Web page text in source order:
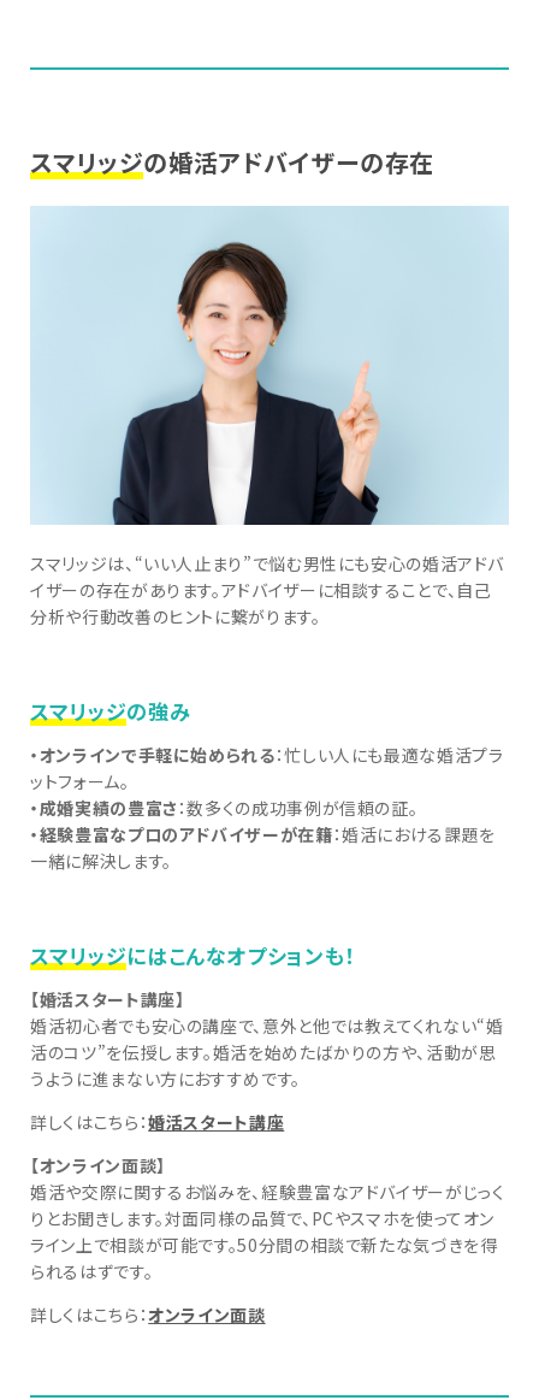
スマリッジの婚活アドバイザーの存在
スマリッジは、“いい人止まり”で悩む男性にも安心の婚活アドバ
イザーの存在があります。アドバイザーに相談することで、自己
分析や行動改善のヒントに繋がります。
スマリッジの強み
・オンラインで手軽に始められる：忙しい人にも最適な婚活プラ
ットフォーム。
・成婚実績の豊富さ ：数多くの成功事例が信頼の証。
・経験豊富なプロのアドバイザーが在籍：婚活における課題を
一緒に解決します。
スマリッジにはこんなオプションも！
【婚活スタート講座】
婚活初心者でも安心の講座で、意外と他では教えてくれない“婚
活のコツ”を伝授します。婚活を始めたばかりの方や、活動が思
うように進まない方におすすめです。
詳しくはこちら：婚活スタート講座
【オンライン面談】
婚活や交際に関するお悩みを、経験豊富なアドバイザーがじっく
りとお聞きします。対面同様の品質で、PCやスマホを使ってオン
ライン上で相談が可能です。50分間の相談で新たな気づきを得
られるはずです。
詳しくはこちら：オンライン面談